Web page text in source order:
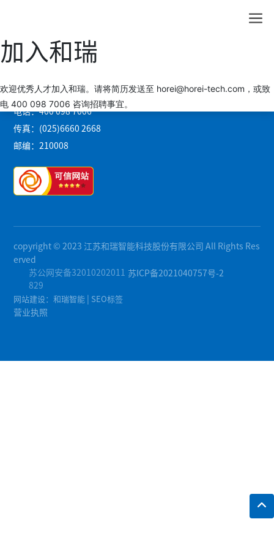
加入和瑞
欢迎优秀人才加入和瑞。请将简历发送至 horei@horei-tech.com ，或致
电 400 098 7006 咨询招聘事宜。
邮箱： horei@horei-tech.com
电话：400 098 7006
传真：(025)6660 2668
邮编：210008
copyright © 2023 江苏和瑞智能科技股份有限公司 All Rights Res
erved
苏公网安备32010202011
829
苏ICP备2021040757号-2
网站建设：和瑞智能 SEO标签
营业执照